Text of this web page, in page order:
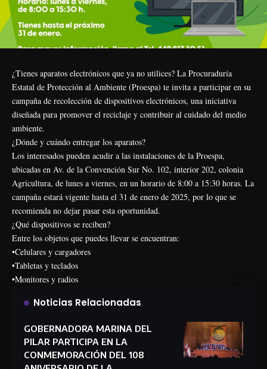
¿Tienes aparatos electrónicos que ya no utilices? La Procuraduría
Estatal de Protección al Ambiente (Proespa) te invita a participar en su
campaña de recolección de dispositivos electrónicos, una iniciativa
diseñada para promover el reciclaje y contribuir al cuidado del medio
ambiente.
¿Dónde y cuándo entregar los aparatos?
Los interesados pueden acudir a las instalaciones de la Proespa,
ubicadas en Av. de la Convención Sur No. 102, interior 202, colonia
Agricultura, de lunes a viernes, en un horario de 8:00 a 15:30 horas. La
campaña estará vigente hasta el 31 de enero de 2025, por lo que se
recomienda no dejar pasar esta oportunidad.
¿Qué dispositivos se reciben?
Entre los objetos que puedes llevar se encuentran:
•Celulares y cargadores
•Tabletas y teclados
•Monitores y radios
Noticias Relacionadas
GOBERNADORA MARINA DEL
PILAR PARTICIPA EN LA
CONMEMORACIÓN DEL 108